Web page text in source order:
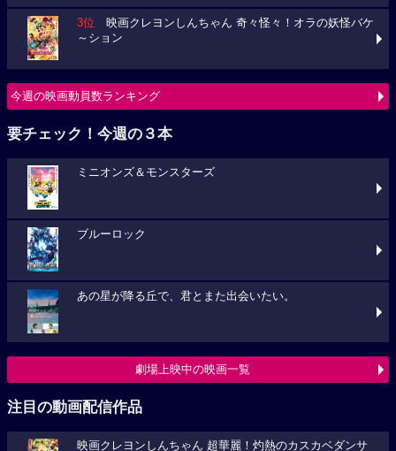
3位 映画クレヨンしんちゃん 奇々怪々！オラの妖怪バケ
～ション
今週の映画動員数ランキング
要チェック！今週の３本
ミニオンズ＆モンスターズ
ブルーロック
あの星が降る丘で、君とまた出会いたい。
劇場上映中の映画一覧
注目の動画配信作品
映画クレヨンしんちゃん 超華麗！灼熱のカスカベダンサ